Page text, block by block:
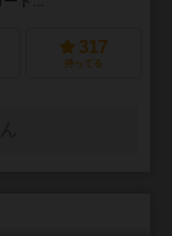
317
持ってる